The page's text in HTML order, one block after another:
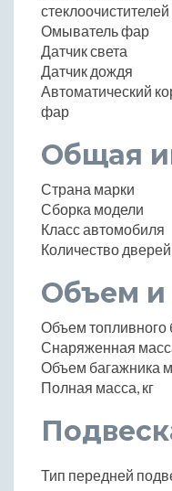
стеклоочистителей
Омыватель фар
Датчик света
Датчик дождя
Автоматический
фар
Общая
Страна марки
Сборка модели
Класс автомобиля
Количество дверей
Объем и
Объем топливного
Снаряженная
Объем багажника
Полная масса, кг
Тип передней